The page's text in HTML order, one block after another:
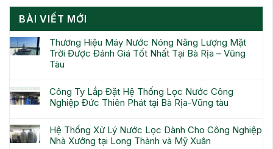
BÀI VIẾT MỚI
Thương Hiệu Máy Nước Nóng Năng Lượng Mặt
Trời Được Đánh Giá Tốt Nhất Tại Bà Rịa – Vũng
Tàu
Công Ty Lắp Đặt Hệ Thống Lọc Nước Công
Nghiệp Đức Thiên Phát tại Bà Rịa-Vũng tàu
Hệ Thống Xử Lý Nước Lọc Dành Cho Công Nghiệp
Nhà Xưởng tại Long Thành và Mỹ Xuân